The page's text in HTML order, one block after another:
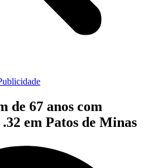
de 67 anos com
em Patos de Minas